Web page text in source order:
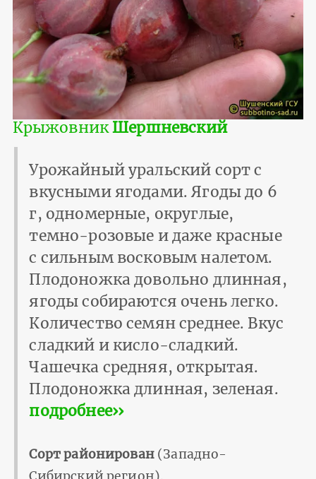
КрыжовникШершневский
Урожайный уральский сорт с
вкусными ягодами. Ягоды до 6
г, одномерные, округлые,
темно-розовые и даже красные
с сильным восковым налетом.
Плодоножка довольно длинная,
ягоды собираются очень легко.
Количество семян среднее. Вкус
сладкий и кисло-сладкий.
Чашечка средняя, открытая.
Плодоножка длинная, зеленая.
подробнее››
Сорт районирован(Западно-